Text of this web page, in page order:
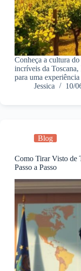
Conheça a cultura
incríveis da Toscana,
para uma
Jessica
10/
Blog
Como Tirar Visto de
Passo a Passo